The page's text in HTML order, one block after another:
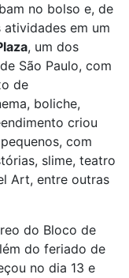
no bolso e, de
em um
, um dos
São Paulo, com
de
boliche,
criou
com
slime, teatro
Art, entre outras
do Bloco de
do feriado de
no dia 13 e